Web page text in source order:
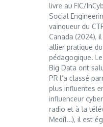
livre au FIC/
Social
vainqueur du
Canada (2024),
allier pratique
pédagogique.
Big Data ont
PR l’a classé
plus influentes
influenceur
radio et à la
Medi1...), il est